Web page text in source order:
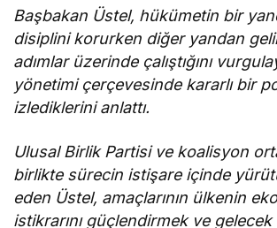
Başbakan Üstel, hükümetin bir
disiplini korurken diğer yandan gelir
adımlar üzerinde çalıştığını
yönetimi çerçevesinde kararlı bir
izlediklerini anlattı.
Ulusal Birlik Partisi ve koalisyon
birlikte sürecin istişare içinde
eden Üstel, amaçlarının ülkenin
istikrarını güçlendirmek ve